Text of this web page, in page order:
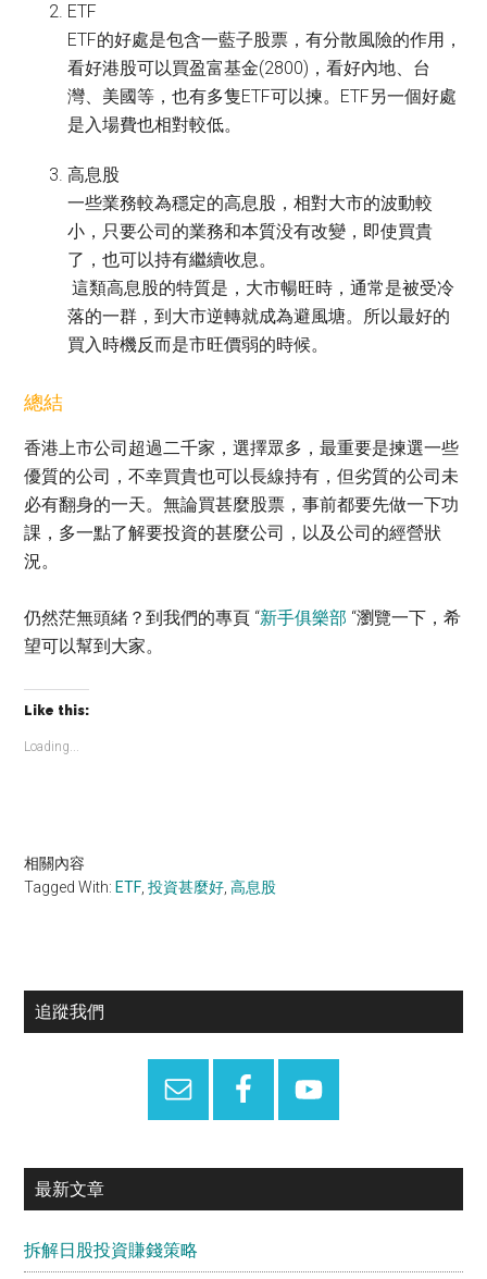
ETF
ETF的好處是包含一藍子股票，有分散風險的作用，
看好港股可以買盈富基金(2800)，看好內地、台
灣、美國等，也有多隻ETF可以揀。ETF另一個好處
是入場費也相對較低。
高息股
一些業務較為穩定的高息股，相對大市的波動較
小，只要公司的業務和本質没有改變，即使買貴
了，也可以持有繼續收息。
這類高息股的特質是，大市暢旺時，通常是被受冷
落的一群，到大市逆轉就成為避風塘。所以最好的
買入時機反而是市旺價弱的時候。
總結
香港上市公司超過二千家，選擇眾多，最重要是揀選一些
優質的公司，不幸買貴也可以長線持有，但劣質的公司未
必有翻身的一天。無論買甚麼股票，事前都要先做一下功
課，多一點了解要投資的甚麼公司，以及公司的經營狀
況。
仍然茫無頭緒？到我們的專頁 “新手俱樂部 “瀏覽一下，希
望可以幫到大家。
Like this:
Loading...
相關內容
Tagged With:ETF ,投資甚麼好 ,高息股
Primary
追蹤我們
最新文章
拆解日股投資賺錢策略